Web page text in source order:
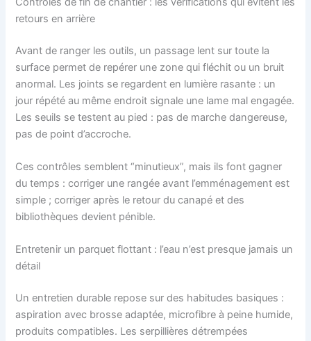
retours en arrière
Avant de ranger les outils, un passage lent sur toute la
surface permet de repérer une zone qui fléchit ou un bruit
anormal. Les joints se regardent en lumière rasante : un
jour répété au même endroit signale une lame mal engagée.
Les seuils se testent au pied : pas de marche dangereuse,
pas de point d’accroche.
Ces contrôles semblent “minutieux”, mais ils font gagner
du temps : corriger une rangée avant l’emménagement est
simple ; corriger après le retour du canapé et des
bibliothèques devient pénible.
Entretenir un parquet flottant : l’eau n’est presque jamais un
détail
Un entretien durable repose sur des habitudes basiques :
aspiration avec brosse adaptée, microfibre à peine humide,
produits compatibles. Les serpillières détrempées